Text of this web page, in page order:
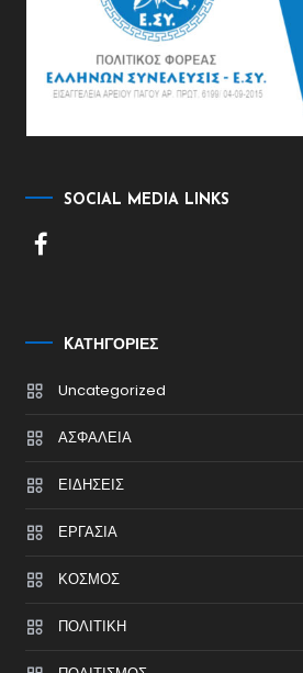
SOCIAL MEDIA LINKS
KΑΤΗΓΟΡΊΕΣ
Uncategorized
ΑΣΦΑΛΕΙΑ
ΕΙΔΗΣΕΙΣ
ΕΡΓΑΣΙΑ
ΚΟΣΜΟΣ
ΠΟΛΙΤΙΚΗ